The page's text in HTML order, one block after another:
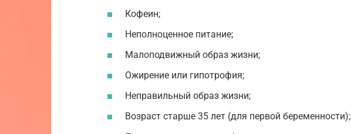
Кофеин;
Неполноценное питание;
Малоподвижный образ жизни;
Ожирение или гипотрофия;
Неправильный образ жизни;
Возраст старше 35 лет (для первой беременности);